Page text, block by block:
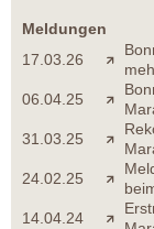
Meldungen
17.03.26
06.04.25
31.03.25
24.02.25
14.04.24